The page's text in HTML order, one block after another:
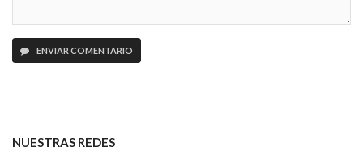
ENVIAR COMENTARIO
NUESTRAS REDES